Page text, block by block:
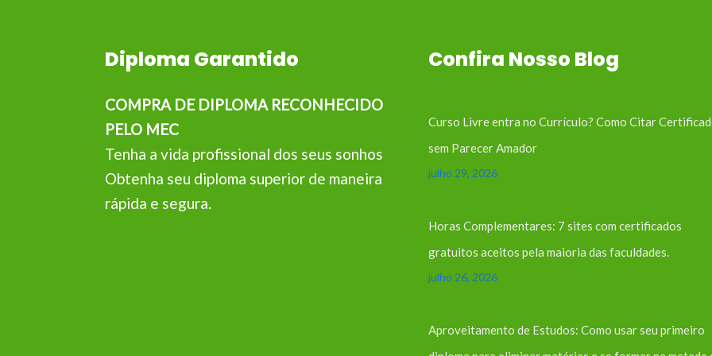
Diploma Garantido
COMPRA DE DIPLOMA RECONHECIDO
PELO MEC
Tenha a vida profissional dos seus sonhos
Obtenha seu diploma superior de maneira
rápida e segura.
Confira Nosso Blog
Curso Livre entra no Currículo? Como Citar
sem Parecer Amador
julho 29, 2026
Horas Complementares: 7 sites com certificados
gratuitos aceitos pela maioria das faculdades.
julho 26, 2026
Aproveitamento de Estudos: Como usar seu primeiro